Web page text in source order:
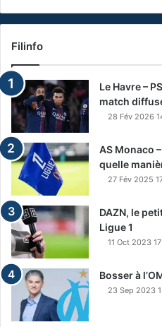
Filinfo
Le Havre –
match
28 Fév 2026
AS Monaco
quelle
27 Fév 2025
DAZN, le
Ligue 1
11 Oct 2023
Bosser à
23 Sep 2023